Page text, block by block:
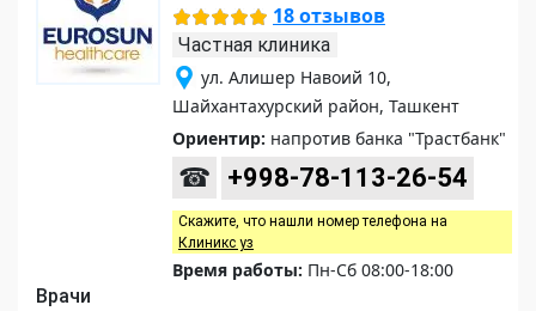
18 отзывов
Частная клиника
ул. Алишер Навоий 10,
Шайхантахурский район, Ташкент
Ориентир: напротив банка "Трастбанк"
☎ +998-78-113-26-54
Скажите, что нашли номер телефона на
Клиникс уз
Время работы: Пн-Сб 08:00-18:00
Врачи